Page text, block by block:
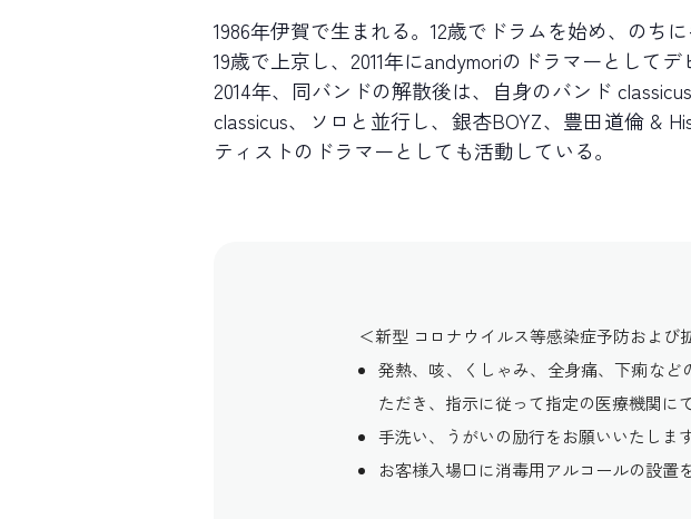
1986年伊賀で生まれる。12歳でドラムを始め、のち
19歳で上京し、2011年にandymoriのドラマーとしてデ
2014年、同バンドの解散後は、自身のバンド
classicus、ソロと並行し、銀杏BOYZ、豊田道倫 &
ティストのドラマーとしても活動している。
＜新型 コロナウイルス等感染症予防および
発熱、咳、くしゃみ、全身痛、下痢な
ただき、指示に従って指定の医療機関に
手洗い、うがいの励行をお願いいたします
お客様入場口に消毒用アルコールの設置